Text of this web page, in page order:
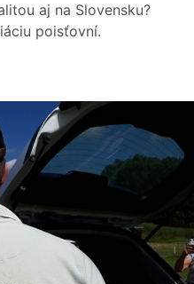
aj na Slovensku?
poisťovní.